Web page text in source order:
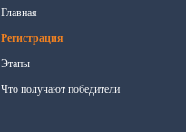
Главная
Регистрация
Этапы
Что получают победители